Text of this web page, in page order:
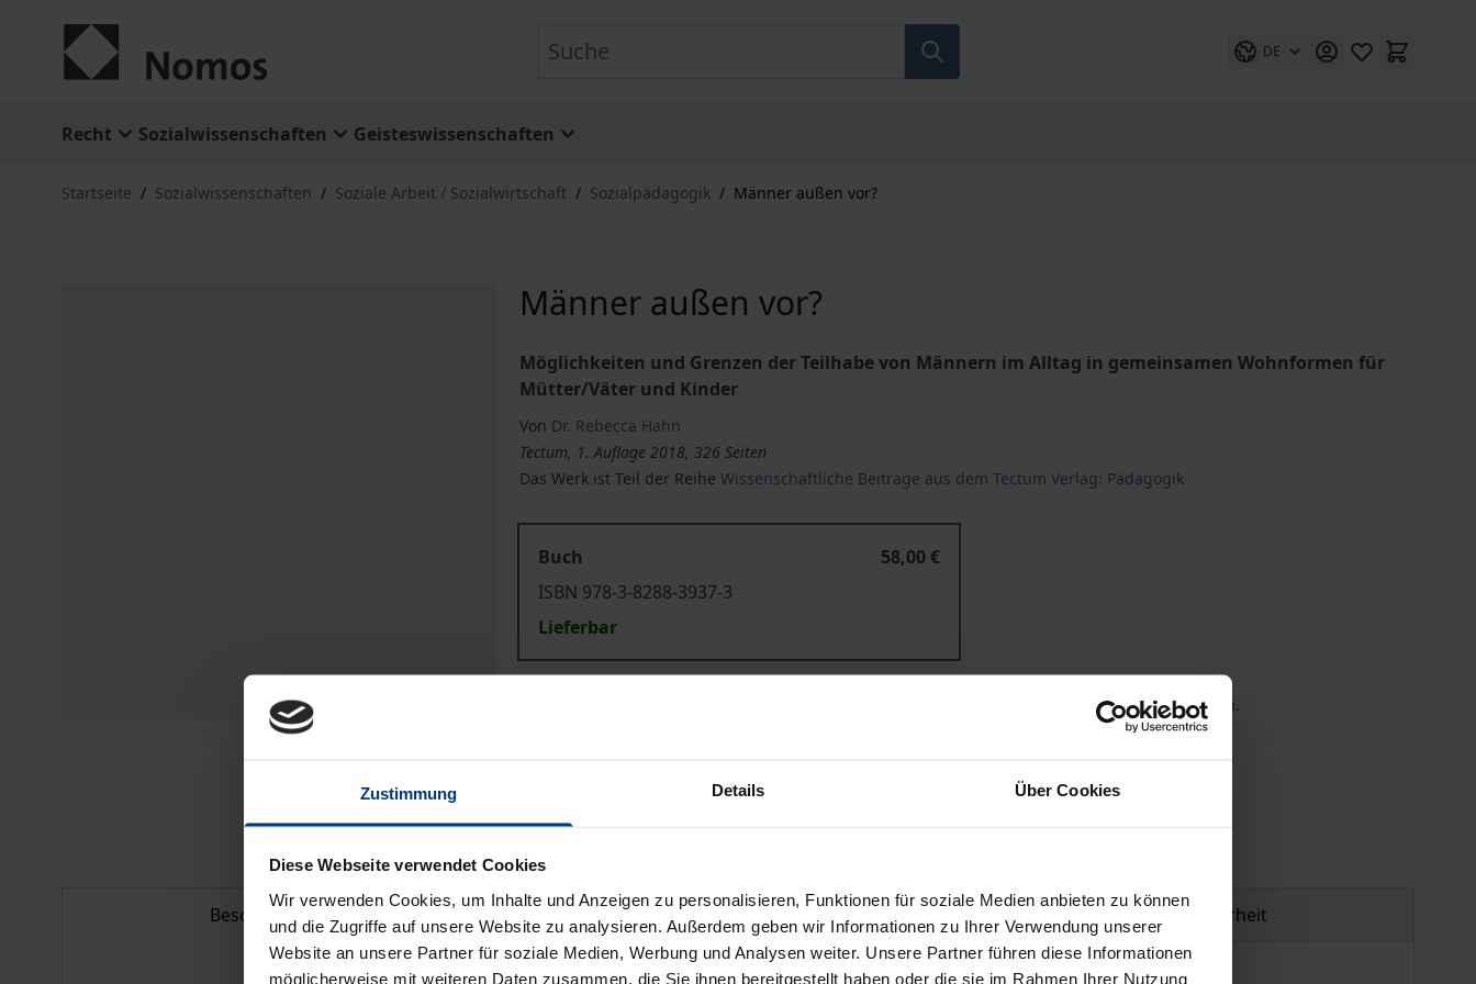
Zustimmung Details Über Cookies
Diese Webseite verwendet Cookies
Wir verwenden Cookies, um Inhalte und Anzeigen zu personalisieren, Funktionen für soziale Medien anbieten zu können
und die Zugriffe auf unsere Website zu analysieren. Außerdem geben wir Informationen zu Ihrer Verwendung unserer
Website an unsere Partner für soziale Medien, Werbung und Analysen weiter. Unsere Partner führen diese Informationen
möglicherweise mit weiteren Daten zusammen, die Sie ihnen bereitgestellt haben oder die sie im Rahmen Ihrer Nutzung
DE
Recht Sozialwissenschaften Geisteswissenschaften
Startseite / Sozialwissenschaften / Soziale Arbeit / Sozialwirtschaft / Sozialpädagogik / Männer außen vor?
Männer außen vor?
Möglichkeiten und Grenzen der Teilhabe von Männern im Alltag in gemeinsamen Wohnformen für
Mütter/Väter und Kinder
Von Dr. Rebecca Hahn
Tectum, 1. Auflage 2018, 326 Seiten
Das Werk ist Teil der ReiheWissenschaftliche Beiträge aus dem Tectum Verlag: Pädagogik
Buch
58,00 €
ISBN 978-3-8288-3937-3
Lieferbar
Preisangaben inkl. MwSt. Abhängig von der Lieferadresse kann die MwSt. an der Kasse variieren.
Beschreibung Bibliografische Angaben Produktsicherheit